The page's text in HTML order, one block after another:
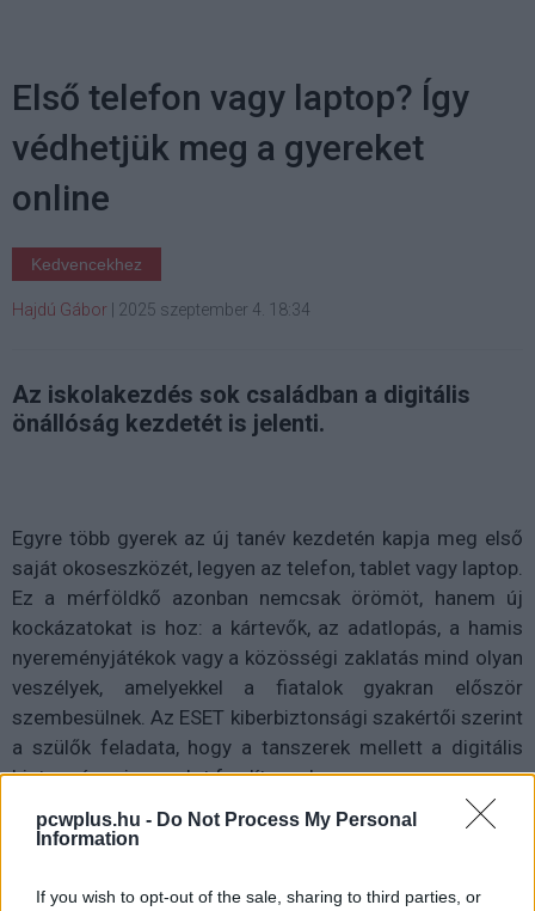
pcwplus.hu - Do Not Process My Personal
Information
If you wish to opt-out of the sale, sharing to third parties, or
Első telefon vagy laptop? Így
védhetjük meg a gyereket
online
Kedvencekhez
Hajdú Gábor 2025 szeptember 4. 18:34
Az iskolakezdés sok családban a digitális
önállóság kezdetét is jelenti.
Egyre több gyerek az új tanév kezdetén kapja meg első
saját okoseszközét, legyen az telefon, tablet vagy laptop.
Ez a mérföldkő azonban nemcsak örömöt, hanem új
kockázatokat is hoz: a kártevők, az adatlopás, a hamis
nyereményjátékok vagy a közösségi zaklatás mind olyan
veszélyek, amelyekkel a fiatalok gyakran először
szembesülnek. Az ESET kiberbiztonsági szakértői szerint
a szülők feladata, hogy a tanszerek mellett a digitális
biztonságra is gondot fordítsanak.
A tapasztalatok szerint az általános iskolások könnyű
éves fiú "ingyenes Minecraft-bővítményt" töltött le, amely